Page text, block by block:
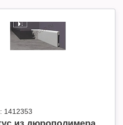
1412353